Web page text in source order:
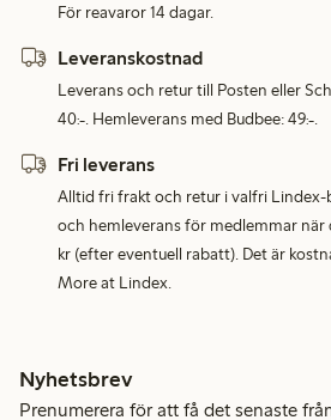
För reavaror 14 dagar.
Leveranskostnad
Leverans och retur till Posten eller
40:-. Hemleverans med Budbee: 49:-.
Fri leverans
Alltid fri frakt och retur i valfri
och hemleverans för medlemmar
kr (efter eventuell rabatt). Det är
More at Lindex.
Nyhetsbrev
Prenumerera för att få det senaste